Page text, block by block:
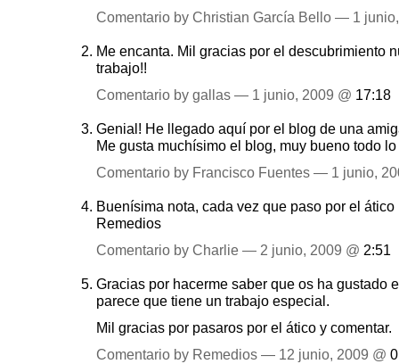
Comentario by Christian García Bello — 1
Me encanta. Mil gracias por el descubrimiento
trabajo!!
Comentario by gallas — 1 junio, 2009 @ 17:18
Genial! He llegado aquí por el blog de una
Me gusta muchísimo el blog, muy bueno todo
Comentario by Francisco Fuentes — 1 junio,
Buenísima nota, cada vez que paso por el
Remedios
Comentario by Charlie — 2 junio, 2009 @ 2:51
Gracias por hacerme saber que os ha gustado
parece que tiene un trabajo especial.
Mil gracias por pasaros por el ático y comentar.
Comentario by Remedios — 12 junio, 2009 @